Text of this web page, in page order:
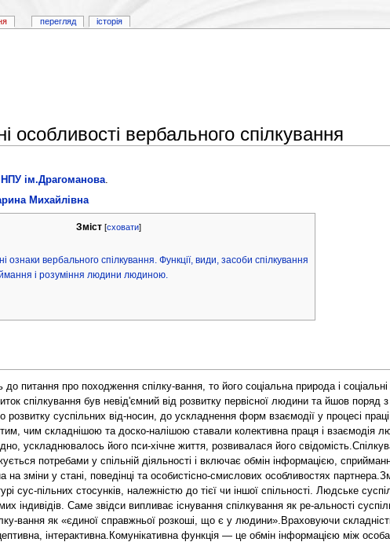
особливості вербального спілкування
НПУ ім.Драгоманова.
Михайлівна
Зміст [сховати]
ознаки вербального спілкування. Функції, види, засоби спілкування
і розуміння людини людиною.
питання про походження спілку-вання, то його соціальна природа і
спілкування був невід'ємний від розвитку первісної людини та йшов
розвитку суспільних від-носин, до ускладнення форм взаємодії у процесі
чим складнішою та доско-налішою ставали колективна праця і взаємодія
ускладнювалось його пси-хічне життя, розвивалася його
потребами у спільній діяльності і включає обмін інформацією,
на зміни у стані, поведінці та особистісно-смислових особливостях
сус-пільних стосунків, належністю до тієї чи іншої спільності. Людське
індивідів. Саме звідси випливає існування спілкування як ре-альності
вання як «єдиної справжньої розкоші, що є у людини».Враховуючи
інтерактивна.Комунікативна функція — це обмін інформацією між
перегляд історія